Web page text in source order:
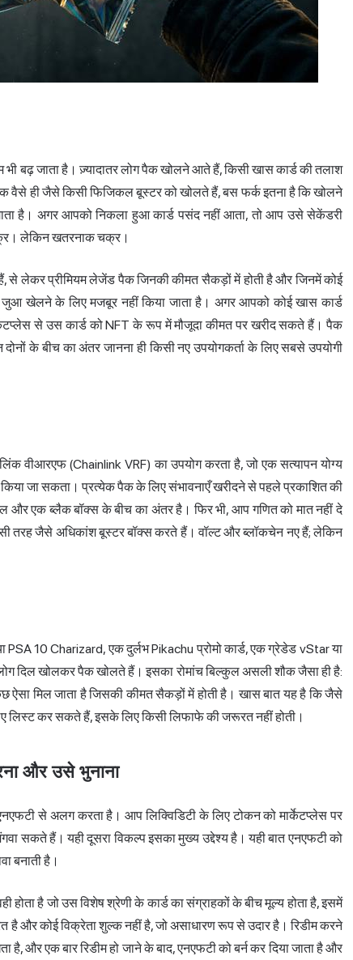
भी बढ़ जाता है। ज़्यादातर लोग पैक खोलने आते हैं, किसी खास कार्ड की तलाश
ही जैसे किसी फिजिकल बूस्टर को खोलते हैं, बस फर्क इतना है कि खोलने
है। अगर आपको निकला हुआ कार्ड पसंद नहीं आता, तो आप उसे सेकेंडरी
लेकिन खतरनाक चक्र।
से लेकर प्रीमियम लेजेंड पैक जिनकी कीमत सैकड़ों में होती है और जिनमें कोई
जुआ खेलने के लिए मजबूर नहीं किया जाता है। अगर आपको कोई खास कार्ड
से उस कार्ड को NFT के रूप में मौजूदा कीमत पर खरीद सकते हैं। पैक
के बीच का अंतर जानना ही किसी नए उपयोगकर्ता के लिए सबसे उपयोगी
वीआरएफ (Chainlink VRF) का उपयोग करता है, जो एक सत्यापन योग्य
जा सकता। प्रत्येक पैक के लिए संभावनाएँ खरीदने से पहले प्रकाशित की
खेल और एक ब्लैक बॉक्स के बीच का अंतर है। फिर भी, आप गणित को मात नहीं दे
तरह जैसे अधिकांश बूस्टर बॉक्स करते हैं। वॉल्ट और ब्लॉकचेन नए हैं; लेकिन
10 Charizard, एक दुर्लभ Pikachu प्रोमो कार्ड, एक ग्रेडेड vStar या
लोग दिल खोलकर पैक खोलते हैं। इसका रोमांच बिल्कुल असली शौक जैसा ही है:
ऐसा मिल जाता है जिसकी कीमत सैकड़ों में होती है। खास बात यह है कि जैसे
लिस्ट कर सकते हैं, इसके लिए किसी लिफाफे की जरूरत नहीं होती।
और उसे भुनाना
एनएफटी से अलग करता है। आप लिक्विडिटी के लिए टोकन को मार्केटप्लेस पर
सकते हैं। यही दूसरा विकल्प इसका मुख्य उद्देश्य है। यही बात एनएफटी को
बनाती है।
होता है जो उस विशेष श्रेणी के कार्ड का संग्राहकों के बीच मूल्य होता है, इसमें
है और कोई विक्रेता शुल्क नहीं है, जो असाधारण रूप से उदार है। रिडीम करने
और एक बार रिडीम हो जाने के बाद, एनएफटी को बर्न कर दिया जाता है और